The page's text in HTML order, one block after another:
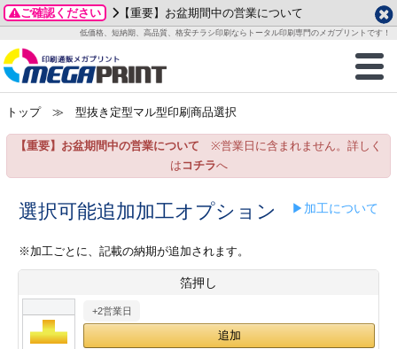
ご確認ください 【重要】お盆期間中の営業について
低価格、短納期、高品質、格安チラシ印刷ならトータル印刷専門のメガプリントです！
商品一覧
グッズ
ステッカー
ックカード印刷
業ツール印刷
＆盛り上げ印刷
ご利用ガイド
お客様へ
いて
方法
/送料について
刷
カード印刷
ックカード名刺
ムカード
型マル型印刷
データ作成ガイド
成前に
ガイド
加工指示ガイド
テンプレート
ード印刷
名刺印刷
ックカード
ード印刷
印刷
一覧
わせ
り
プル請求
2026年 8月
月
火 水 木 金
土
1
3
4 5 6 7
8
15
24
25 26 27
29
土
1
2 3
8 9 10 11
12
トップ≫ 型抜き定型マル型印刷商品選択
【重要】お盆期間中の営業について ※営業日に含まれません。詳しく
は コチラへ
選択可能追加加工オプション ▶加工について
※加工ごとに、記載の納期が追加されます。
箔押し
+2営業日